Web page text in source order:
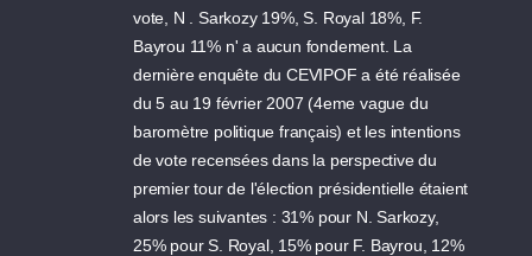
vote, N . Sarkozy 19%, S. Royal 18%, F.
Bayrou 11% n' a aucun fondement. La
dernière enquête du CEVIPOF a été réalisée
du 5 au 19 février 2007 (4eme vague du
baromètre politique français) et les intentions
de vote recensées dans la perspective du
premier tour de l'élection présidentielle étaient
alors les suivantes : 31% pour N. Sarkozy,
25% pour S. Royal, 15% pour F. Bayrou, 12%